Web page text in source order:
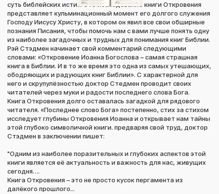
суть библейских истин. Это исследование книги Откровения
представляет кульминационный момент его долгого служения
Господу Иисусу Христу, в котором он явил все свои обширные
познания Писания, чтобы помочь нам с вами лучше понять одну
из наиболее загадочных и трудных для понимания книг Библии.
Рэй Стэдмен начинает свой комментарий следующими
словами: «Откровение Иоанна Богослова – самая страшная
книга в Библии. И в то же время это одна из самых утешающих,
ободряющих и радующих книг Библии». C характерной для
него и скрупулёзностью доктор Стедмен проводит своих
читателей через муки и радости последнего слова Бога.
Книга Откровения долго оставалась загадкой для рядового
читателя. «Последнее слово Бога» постепенно, стих за стихом
исследует глубины Откровения Иоанна и открывает нам тайны
этой глубоко символичной книги. предваряя свой труд, доктор
Стэдмен в заключении пишет:
"Одним из наиболее поразительных и глубоких аспектов этой
книги является её актуальность и важность для нас, живущих
сегодня….
Книга Откровения – это не просто кусок пергамента из
далёкого прошлого...